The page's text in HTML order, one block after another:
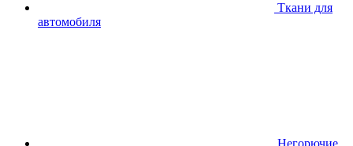
Ткани для
автомобиля
Негорючие